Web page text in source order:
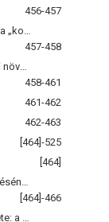
456-457
457-458
458-461
461-462
462-463
[464]-525
[464]
[464]-466